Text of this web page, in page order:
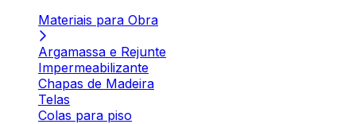
Materiais para Obra
Argamassa e Rejunte
Impermeabilizante
Chapas de Madeira
Telas
Colas para piso